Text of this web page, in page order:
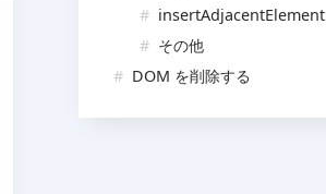
insertAdjacentElement
その他
DOM を削除する